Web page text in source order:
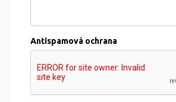
Antispamová ochrana